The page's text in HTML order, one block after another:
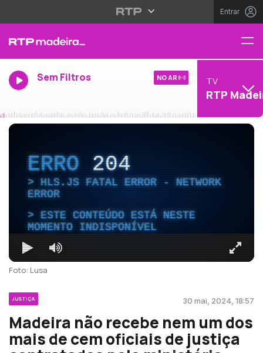
Entrar
Sem Filtros NO AR TV
RTP
ERRO204
HLS.JS FATAL ERROR - NETWORK
ERROR
ESTE CONTEÚDO ESTÁ NESTE
MOMENTO INDISPONÍVEL
Foto: Lusa
JUSTIÇA 30 mai, 2024, 18:57
Madeira não recebe nem um dos
mais de cem oficiais de justiça